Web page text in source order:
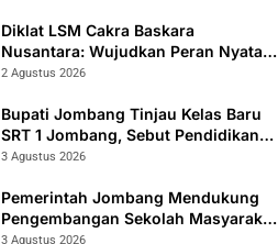
Diklat LSM Cakra Baskara
Nusantara: Wujudkan Peran Nyata
untuk Masyarakat
2 Agustus 2026
Bupati Jombang Tinjau Kelas Baru
SRT 1 Jombang, Sebut Pendidikan
Gratis Beri Harapan Baru
3 Agustus 2026
Pemerintah Jombang Mendukung
Pengembangan Sekolah Masyarakat
Yang Kurang Mampu Hingga
3 Agustus 2026